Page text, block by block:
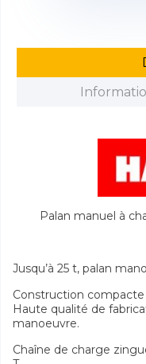
Palan manuel à
Jusqu’à 25 t, palan
Construction
Haute qualité de
manoeuvre.
Chaîne de charge